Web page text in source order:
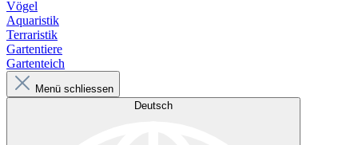
Vögel
Aquaristik
Terraristik
Gartentiere
Gartenteich
Menü schliessen
Deutsch